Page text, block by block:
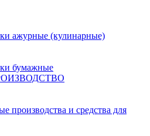
ажурные (кулинарные)
бумажные
производства и средства для